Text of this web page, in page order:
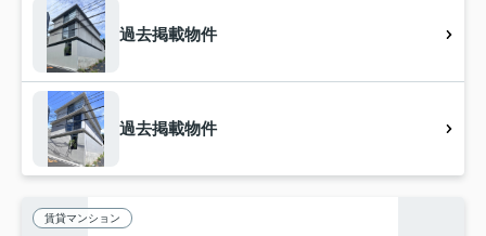
過去掲載物件
過去掲載物件
賃貸マンション